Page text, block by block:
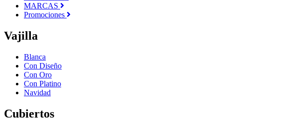
MARCAS
Promociones
Vajilla
Blanca
Con Diseño
Con Oro
Con Platino
Navidad
Cubiertos